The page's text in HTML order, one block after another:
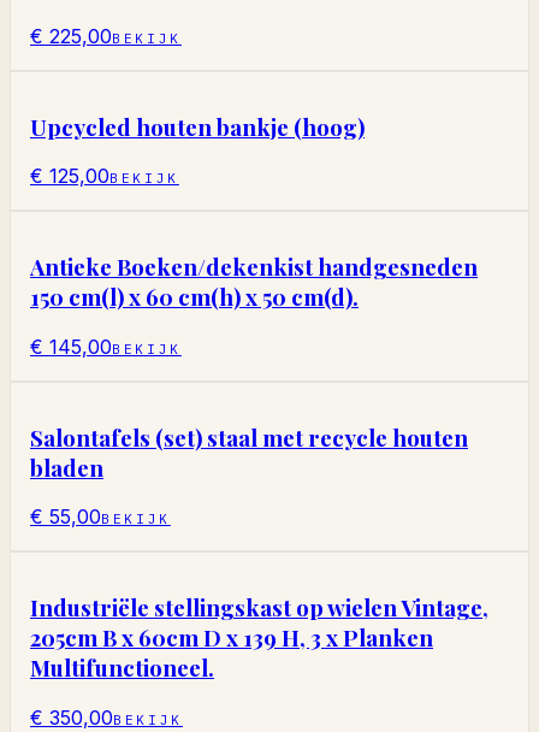
€ 225,00BEKIJK
Upcycled houten bankje (hoog)
€ 125,00BEKIJK
Antieke Boeken/dekenkist handgesneden
150 cm(l) x 60 cm(h) x 50 cm(d).
€ 145,00BEKIJK
Salontafels (set) staal met recycle houten
bladen
€ 55,00BEKIJK
Industriële stellingskast op wielen Vintage,
205cm B x 60cm D x 139 H, 3 x Planken
Multifunctioneel.
€ 350,00BEKIJK